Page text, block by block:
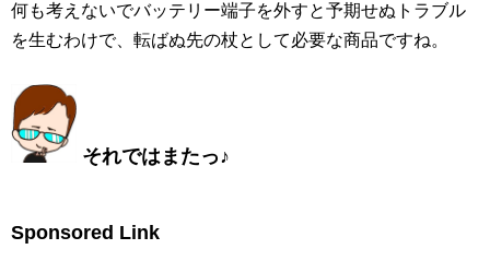
何も考えないでバッテリー端子を外すと予期せぬトラブル
を生むわけで、転ばぬ先の杖として必要な商品ですね。
それではまたっ♪
Sponsored Link